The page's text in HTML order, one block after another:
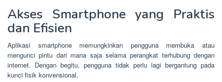
Akses Smartphone yang Praktis
dan Efisien
Aplikasi smartphone memungkinkan pengguna membuka atau
mengunci pintu dari mana saja selama perangkat terhubung dengan
internet. Dengan begitu, pengguna tidak perlu lagi bergantung pada
kunci fisik konvensional.